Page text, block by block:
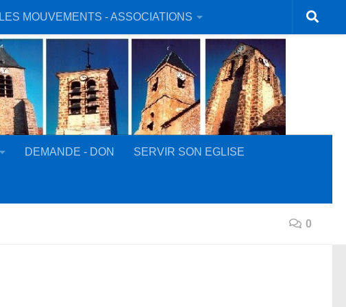
LES MOUVEMENTS - ASSOCIATIONS
DEMANDE - DON SERVIR SON EGLISE
0